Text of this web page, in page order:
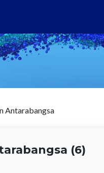
Antarabangsa
(6)